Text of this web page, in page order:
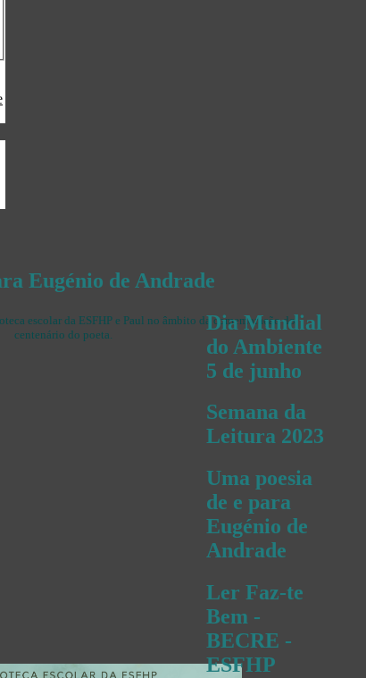
Eugénio de Andrade
escolar da ESFHP e Paul no âmbito da comemoração do
centenário do poeta.
Dia Mundial
do Ambiente
5 de junho
Semana da
Leitura 2023
Uma poesia
de e para
Eugénio de
Andrade
Ler Faz-te
Bem -
BECRE -
ESFHP